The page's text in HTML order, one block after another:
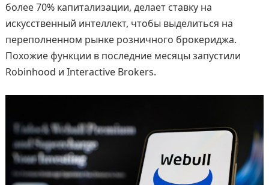
более 70% капитализации, делает ставку на
искусственный интеллект, чтобы выделиться на
переполненном рынке розничного брокериджа.
Похожие функции в последние месяцы запустили
Robinhood и Interactive Brokers.